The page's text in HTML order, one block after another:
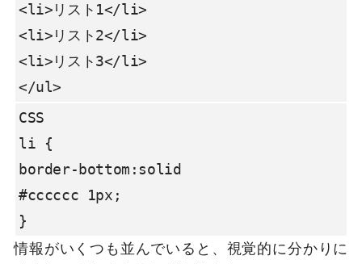
<li>リスト1</li>
<li>リスト2</li>
<li>リスト3</li>
</ul>
CSS
li {
border-bottom:solid
#cccccc 1px;
}
情報がいくつも並んでいると、視覚的に分かりに